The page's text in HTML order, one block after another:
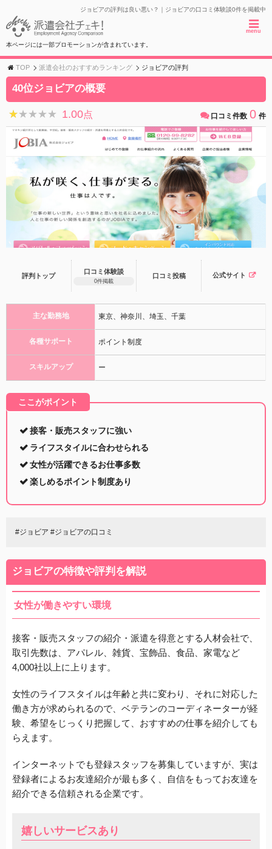
ジョビアの評判は良い悪い？｜ジョビアの口コミ体験談0件を掲載中
menu
本ページには一部プロモーションが含まれています。
TOP 派遣会社のおすすめランキング ジョビアの評判
40位ジョビアの概要
★★★★★
★★★★★ 1.00点 口コミ件数 0 件
評判トップ
口コミ体験談
0件掲載
口コミ 投稿 公式サイト
主な勤務地 東京、神奈川、埼玉、千葉
各種サポート ポイント制度
スキルアップ ー
ここがポイント
接客・販売スタッフに強い
ライフスタイルに合わせられる
女性が活躍できるお仕事多数
楽しめるポイント制度あり
#ジョビア #ジョビアの口コミ
ジョビアの特徴や評判を解説
女性が働きやすい環境
接客・販売スタッフの紹介・派遣を得意とする人材会社で、
取引先数は、アパレル、雑貨、宝飾品、食品、家電など
4,000社以上に上ります。
女性のライフスタイルは年齢と共に変わり、それに対応した
働き方が求められるので、ベテランのコーディネーターが経
験、希望をじっくり把握して、おすすめの仕事を紹介しても
らえます。
インターネットでも登録スタッフを募集していますが、実は
登録者によるお友達紹介が最も多く、自信をもってお友達を
紹介できる信頼される企業です。
嬉しいサービスあり